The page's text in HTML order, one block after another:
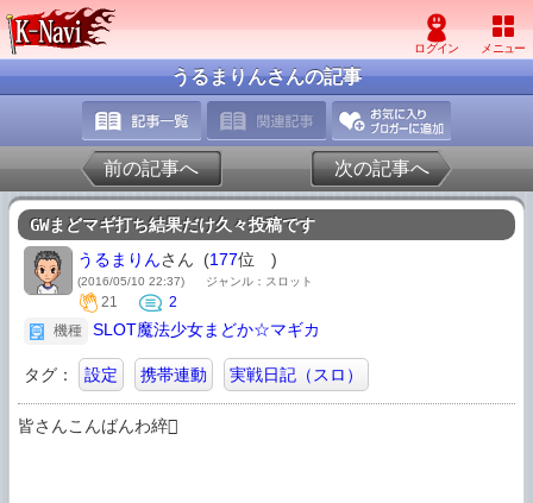
うるまりんさんの記事
前の記事へ 次の記事へ
GWまどマギ打ち結果だけ久々投稿です
うるまりんさん (177位 )
(2016/05/10 22:37) ジャンル：スロット
21
2
機種
SLOT魔法少女まどか☆マギカ
タグ： 設定 携帯連動 実戦日記（スロ）
皆さんこんばんわ綷